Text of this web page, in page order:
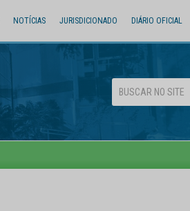
NOTÍCIAS JURISDICIONADO DIÁRIO OFICIAL